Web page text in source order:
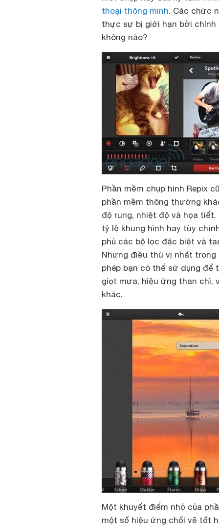
thoại thông minh. Các chức
thực sự bị giới hạn bởi chính
không nào?
Phần mềm chụp hình Repix
phần mềm thông thường
độ rung, nhiệt độ và họa
tỷ lệ khung hình hay tùy
phủ các bộ lọc đặc biệt và
Nhưng điều thú vị nhất
phép bạn có thể sử dụng để
giọt mưa, hiệu ứng than chì,
khác.
Một khuyết điểm nhỏ của
một số hiệu ứng chổi vẽ tốt